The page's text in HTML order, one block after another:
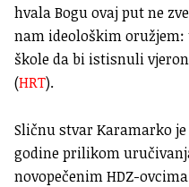
hvala Bogu ovaj put ne
nam ideološkim oružjem:
škole da bi istisnuli
(HRT).
Sličnu stvar Karamarko je
godine prilikom
novopečenim HDZ-